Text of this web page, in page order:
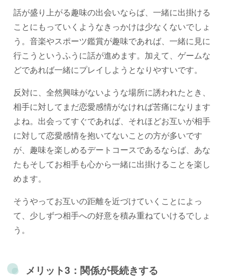
話が盛り上がる趣味の出会いならば、一緒に出掛ける
ことにもっていくようなきっかけは少なくないでしょ
う。音楽やスポーツ鑑賞が趣味であれば、一緒に見に
行こうというふうに話が進めます。加えて、ゲームな
どであれば一緒にプレイしようとなりやすいです。
反対に、全然興味がないような場所に誘われたとき、
相手に対してまだ恋愛感情がなければ苦痛になります
よね。出会ってすぐであれば、それほどお互いが相手
に対して恋愛感情を抱いてないことの方が多いです
が、趣味を楽しめるデートコースであるならば、あな
たもそしてお相手も心から一緒に出掛けることを楽し
めます。
そうやってお互いの距離を近づけていくことによっ
て、少しずつ相手への好意を積み重ねていけるでしょ
う。
メリット3：関係が長続きする